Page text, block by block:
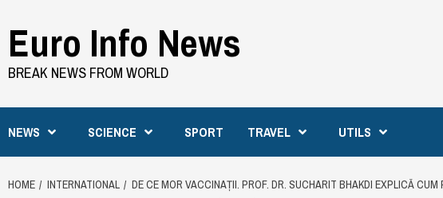
to
content
Euro Info News
BREAK NEWS FROM WORLD
NEWS SCIENCE SPORT TRAVEL UTILS
HOME INTERNATIONAL
DE CE MOR VACCINAȚII. PROF. DR. SUCHARIT BHAKDI EXPLICĂ